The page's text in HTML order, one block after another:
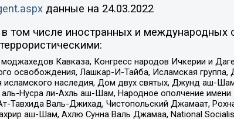
данные на 24.03.2022
числе иностранных и международных
Кавказа, Конгресс народов Ичкерии и
освобождения, Лашкар-И-Тайба, Исламская группа,
наследия, Дом двух святых, Джунд аш-
Нусра ли-Ахль аш-Шам, Народное ополчение
Тавхида Валь-Джихад, Чистопольский Джамаат,
аш-Шам, Ахлю Сунна Валь Джамаа, National